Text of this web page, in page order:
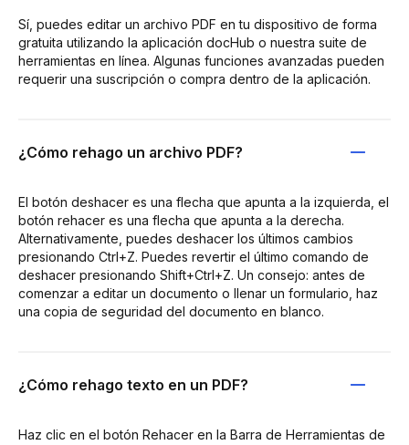
Sí, puedes editar un archivo PDF en tu dispositivo de forma
gratuita utilizando la aplicación docHub o nuestra suite de
herramientas en línea. Algunas funciones avanzadas pueden
requerir una suscripción o compra dentro de la aplicación.
¿Cómo rehago un archivo PDF?
El botón deshacer es una flecha que apunta a la izquierda, el
botón rehacer es una flecha que apunta a la derecha.
Alternativamente, puedes deshacer los últimos cambios
presionando Ctrl+Z. Puedes revertir el último comando de
deshacer presionando Shift+Ctrl+Z. Un consejo: antes de
comenzar a editar un documento o llenar un formulario, haz
una copia de seguridad del documento en blanco.
¿Cómo rehago texto en un PDF?
Haz clic en el botón Rehacer en la Barra de Herramientas de